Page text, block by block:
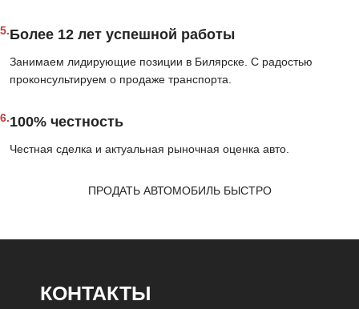
5.Более 12 лет успешной работы
Занимаем лидирующие позиции в Билярске. С радостью
проконсультируем о продаже транспорта.
6.100% честность
Честная сделка и актуальная рыночная оценка авто.
ПРОДАТЬ АВТОМОБИЛЬ БЫСТРО
КОНТАКТЫ